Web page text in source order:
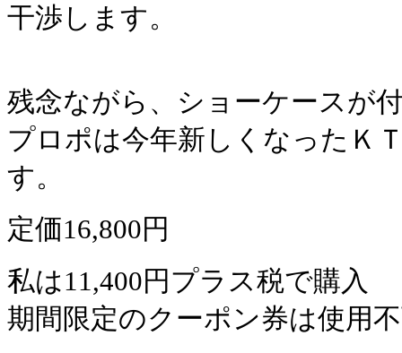
干渉します。
残念ながら、ショーケースが
プロポは今年新しくなったＫ
す。
定価16,800円
私は11,400円プラス税で購入
期間限定のクーポン券は使用